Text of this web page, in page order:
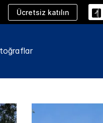
Ücretsiz katılın